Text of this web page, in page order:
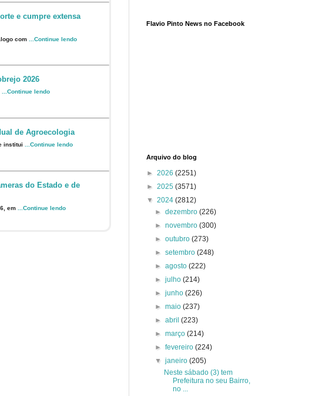
e cumpre extensa
com ...Continue lendo
2026
...Continue lendo
de Agroecologia
institui ...Continue lendo
do Estado e de
em ...Continue lendo
Flavio Pinto News no Facebook
Arquivo do blog
► 2026 (2251)
► 2025 (3571)
▼ 2024 (2812)
►dezembro(226)
►novembro(300)
►outubro(273)
►setembro(248)
►agosto(222)
►julho(214)
►junho(226)
►maio(237)
►abril(223)
►março(214)
►fevereiro(224)
▼janeiro(205)
Neste sábado (3) tem
Prefeitura no seu Bairro,
no ...